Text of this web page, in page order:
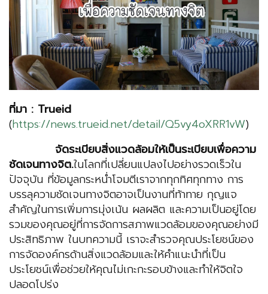
ที่มา : Trueid
(https://news.trueid.net/detail/Q5vy4oXRR1vW)
จัดระเบียบสิ่งแวดล้อมให้เป็นระเบียบเพื่อความ
ชัดเจนทางจิต.ในโลกที่เปลี่ยนแปลงไปอย่างรวดเร็วใน
ปัจจุบัน ที่ข้อมูลกระหน่ำโจมตีเราจากทุกทิศทุกทาง การ
บรรลุความชัดเจนทางจิตอาจเป็นงานที่ท้าทาย กุญแจ
สำคัญในการเพิ่มการมุ่งเน้น ผลผลิต และความเป็นอยู่โดย
รวมของคุณอยู่ที่การจัดการสภาพแวดล้อมของคุณอย่างมี
ประสิทธิภาพ ในบทความนี้ เราจะสำรวจคุณประโยชน์ของ
การจัดองค์กรด้านสิ่งแวดล้อมและให้คำแนะนำที่เป็น
ประโยชน์เพื่อช่วยให้คุณไม่เกะกะรอบข้างและทำให้จิตใจ
ปลอดโปร่ง